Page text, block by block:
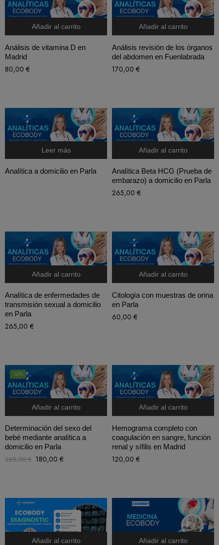
Añadir al carrito
Análisis de vitamina D en
Madrid
80,00 €
Añadir al carrito
Análisis revisión de los órganos
del abdomen en Fuenlabrada
170,00 €
Leer más
Analítica a domicilio en Parla
Añadir al carrito
Analítica Beta HCG (Prueba de
embarazo) a domicilio en Parla
265,00 €
Añadir al carrito
Analítica de enfermedades de
transmisión sexual a domicilio
en Parla
265,00 €
Añadir al carrito
Citología con muestras de orina
en Parla
60,00 €
-32%
Añadir al carrito
Determinación del sexo del
bebé mediante analítica a
domicilio en Parla
265,00€ 180,00 €
Añadir al carrito
Hemograma completo con
coagulación en sangre, función
renal y sífilis en Madrid
120,00 €
Añadir al carrito Añadir al carrito